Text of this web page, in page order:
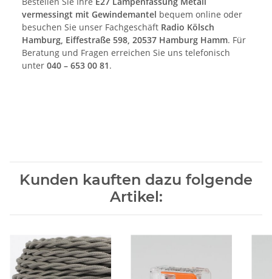
vermessingt mit Gewindemantel bequem online oder
besuchen Sie unser Fachgeschäft Radio Kölsch
Hamburg, Eiffestraße 598, 20537 Hamburg Hamm. Für
Beratung und Fragen erreichen Sie uns telefonisch
unter 040 – 653 00 81.
Kunden kauften dazu folgende
Artikel: